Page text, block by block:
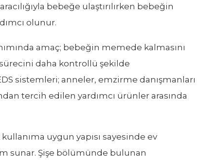
bebeğe ulaştırılırken bebeğin
olunur.
amaç; bebeğin memede kalmasını
daha kontrollü şekilde
sistemleri; anneler, emzirme danışmanları
tercih edilen yardımcı ürünler arasında
uygun yapısı sayesinde ev
sunar. Şişe bölümünde bulunan